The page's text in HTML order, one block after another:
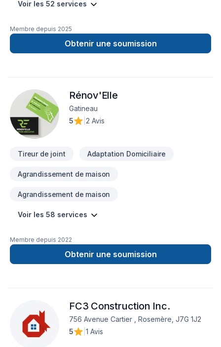
Voir les 52 services
Membre depuis 2025
Obtenir une soumission
Rénov'Elle
Gatineau
5
2 Avis
Tireur de joint Adaptation Domiciliaire
Agrandissement de maison
Agrandissement de maison
Voir les 58 services
Membre depuis 2022
Obtenir une soumission
FC3 Construction Inc.
756 Avenue Cartier , Rosemère, J7G 1J2
5
1 Avis